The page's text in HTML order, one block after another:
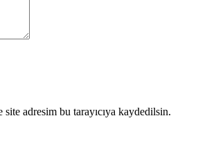
adresim bu tarayıcıya kaydedilsin.